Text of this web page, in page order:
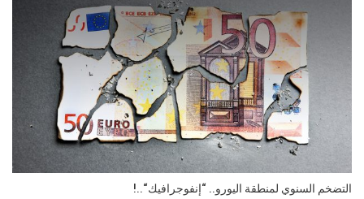
التضخم السنوي لمنطقة اليورو.. “إنفوجرافيك“..!